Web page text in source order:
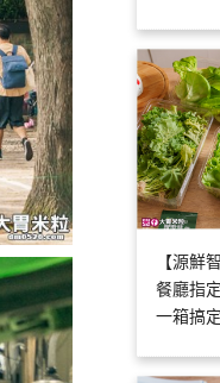
【源鮮
餐廳指
一箱搞